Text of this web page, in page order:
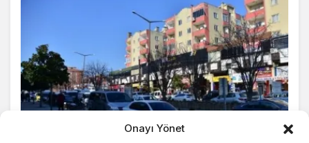
Onayı Yönet